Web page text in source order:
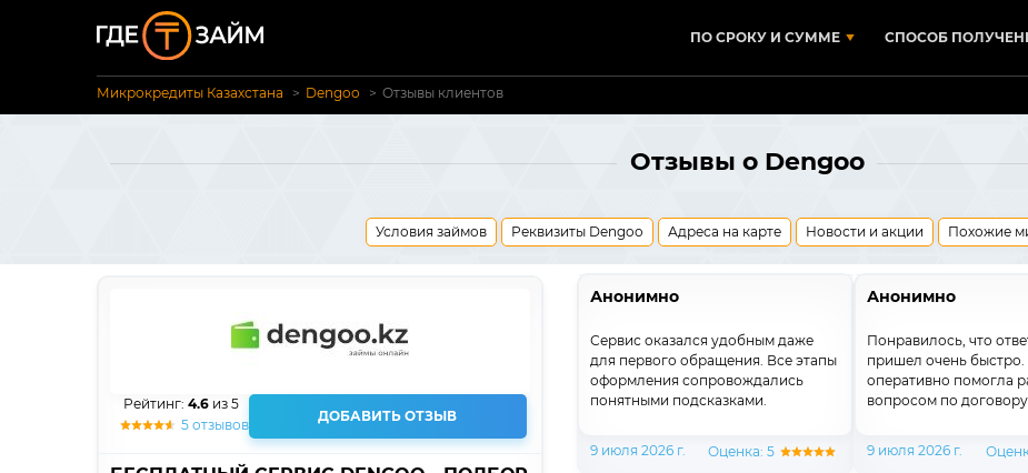
ПО СРОКУ И СУММЕ СПОСОБ
Микрокредиты Казахстана Dengoo Отзывы клиентов
Отзывы о Dengoo
Условия займов Реквизиты Dengoo Адреса на карте Новости и акции Похожие
Рейтинг:4.6 из 5
5 отзывов
ДОБАВИТЬ ОТЗЫВ
Анонимно
Сервис оказался удобным даже
для первого обращения. Все этапы
оформления сопровождались
понятными подсказками.
9 июля 2026 г. Оценка: 5
Анонимно
Понравилось, что
пришел очень
оперативно помогла
вопросом по договору.
9 июля 2026 г.